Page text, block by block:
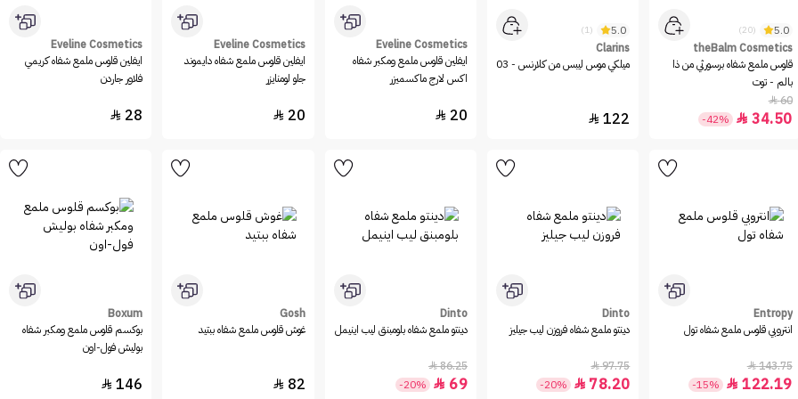
5.0
(20)
theBalm Cosmetics
قلوس ملمع شفاه برسورثي من ذا
بالم - توت
60

34.50

-42%
5.0
(1)
Clarins
ميلكي موس ليبس من كلارنس - 03
122

Eveline Cosmetics
ايفلين قلوس ملمع ومكبر شفاه
اكس لارج ماكسميزر
20

Eveline Cosmetics
ايفلين قلوس ملمع شفاه دايموند
جلو لومنايزر
20

Eveline Cosmetics
ايفلين قلوس ملمع شفاه كريمي
فلاور جاردن
28

Entropy
انتروبي قلوس ملمع شفاه تول
143.75

122.19

-15%
Dinto
دينتو ملمع شفاه فروزن ليب جيليز
97.75

78.20

-20%
Dinto
دينتو ملمع شفاه بلومبنق ليب اينيمل
86.25

69

-20%
Gosh
غوش قلوس ملمع شفاه ببتيد
82

Boxum
بوكسم قلوس ملمع ومكبر شفاه
بوليش فول-اون
146
